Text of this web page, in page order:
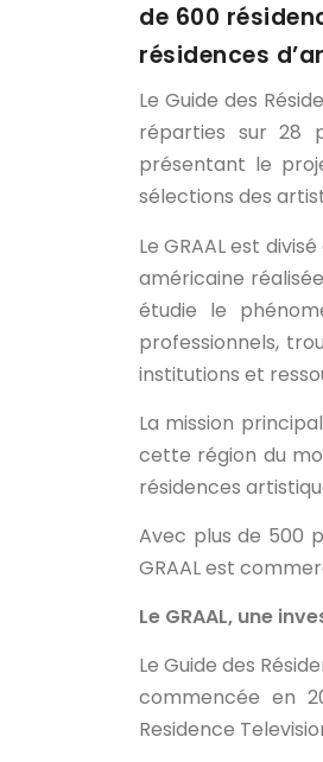
de 600
résidences
Le Guide des
réparties sur 28
présentant le
sélections des
Le GRAAL est
américaine
étudie le
professionnels,
institutions et
La mission
cette région du
résidences
Avec plus de 500
GRAAL est
Le GRAAL, une
Le Guide des
commencée en
Residence